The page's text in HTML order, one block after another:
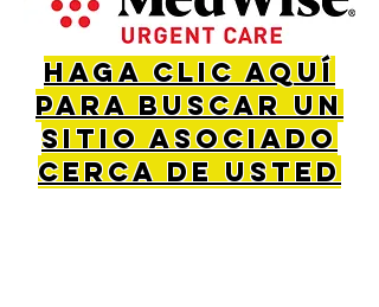
Haga clic aquí
para buscar un
sitio asociado
cerca de usted